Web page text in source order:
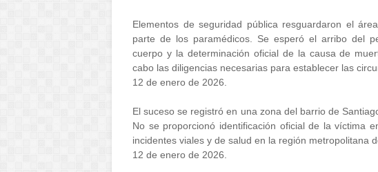
Elementos de seguridad pública resguardaron el
parte de los paramédicos. Se esperó el arribo del
cuerpo y la determinación oficial de la causa de
cabo las diligencias necesarias para establecer las
12 de enero de 2026.
El suceso se registró en una zona del barrio de
No se proporcionó identificación oficial de la víctima
incidentes viales y de salud en la región metropolitana
12 de enero de 2026.